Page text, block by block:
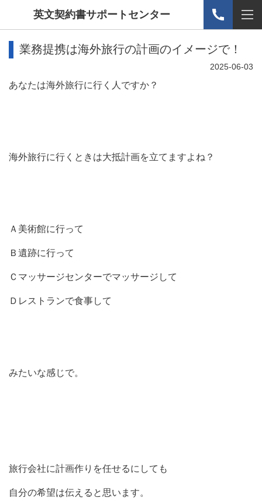
英文契約書サポートセンター
業務提携は海外旅行の計画のイメージで！
2025-06-03
あなたは海外旅行に行く人ですか？
海外旅行に行くときは大抵計画を立てますよね？
Ａ美術館に行って
Ｂ遺跡に行って
Ｃマッサージセンターでマッサージして
Ｄレストランで食事して
みたいな感じで。
旅行会社に計画作りを任せるにしても
自分の希望は伝えると思います。